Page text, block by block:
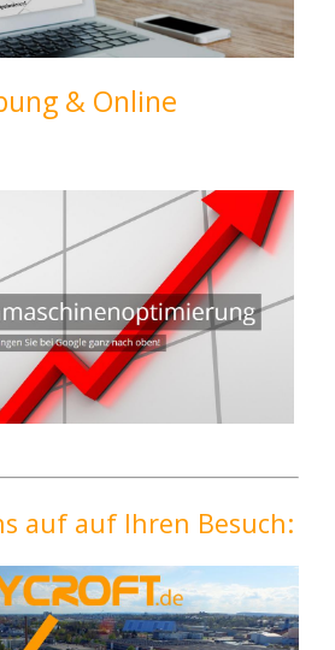
& Online
auf auf Ihren Besuch: